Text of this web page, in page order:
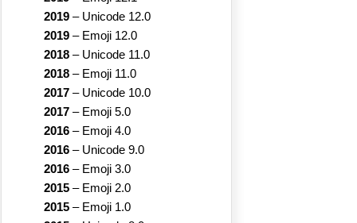
2019 – Unicode 12.0
2019 – Emoji 12.0
2018 – Unicode 11.0
2018 – Emoji 11.0
2017 – Unicode 10.0
2017 – Emoji 5.0
2016 – Emoji 4.0
2016 – Unicode 9.0
2016 – Emoji 3.0
2015 – Emoji 2.0
2015 – Emoji 1.0